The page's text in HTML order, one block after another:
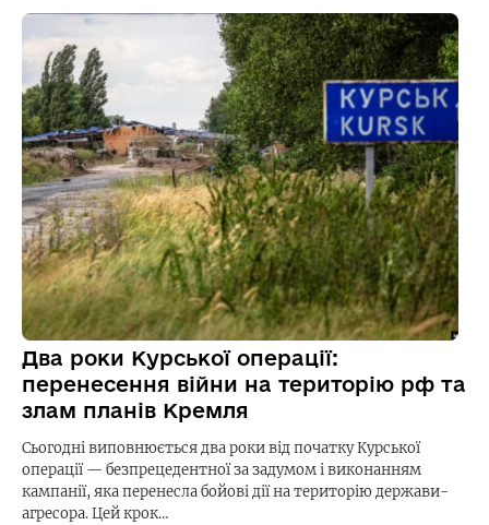
Два роки Курської операції:
перенесення війни на територію рф та
злам планів Кремля
Сьогодні виповнюється два роки від початку Курської
операції — безпрецедентної за задумом і виконанням
кампанії, яка перенесла бойові дії на територію держави-
агресора. Цей крок…